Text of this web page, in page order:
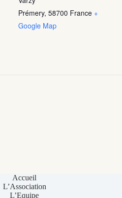
Prémery, 58700 France +
Google Map
Accueil
L’Association
L’Equipe